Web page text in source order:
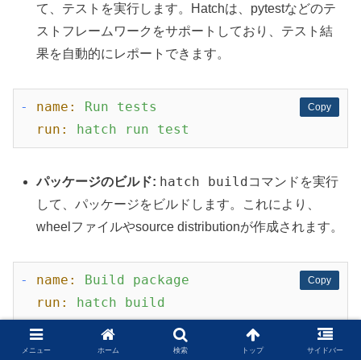
て、テストを実行します。Hatchは、pytestなどのテ
ストフレームワークをサポートしており、テスト結
果を自動的にレポートできます。
Copy
Copy
- name: Run
tests
run:
hatch run test
パッケージのビルド: hatch build コマンドを実行
して、パッケージをビルドします。これにより、
wheelファイルやsource distributionが作成されます。
Copy
Copy
- name: Build
package
run:
hatch build
PyPIへのデプロイ: 最後に、 pypa/gh-action-
メニュー ホーム 検索 トップ サイドバー